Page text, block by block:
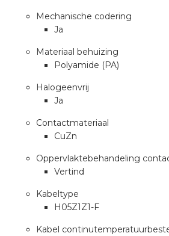
Mechanische codering
Ja
Materiaal behuizing
Polyamide (PA)
Halogeenvrij
Ja
Contactmateriaal
CuZn
Oppervlaktebehandeling
Vertind
Kabeltype
H05Z1Z1-F
Kabel
groothandels